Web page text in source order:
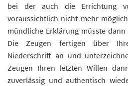
bei der auch die Errichtung
voraussichtlich nicht mehr
mündliche Erklärung müsste
Die Zeugen fertigen über
Niederschrift an und
Zeugen Ihren letzten Willen
zuverlässig und authentisch